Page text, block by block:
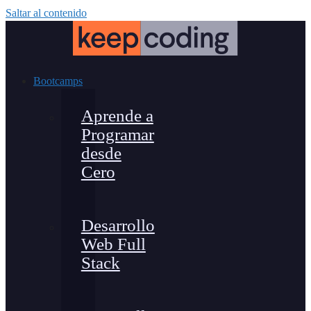
Saltar al contenido
Bootcamps
Aprende a
Programar
desde
Cero
Desarrollo
Web Full
Stack